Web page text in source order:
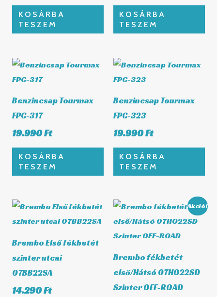
KOSÁRBA
TESZEM
KOSÁRBA
TESZEM
Benzincsap Tourmax
FPC-317
19.990Ft
KOSÁRBA
TESZEM
Benzincsap Tourmax
FPC-323
19.990Ft
KOSÁRBA
TESZEM
Brembo Első fékbetét
szinter utcai
07BB22SA
14.290Ft
Akció!
Brembo fékbetét
első/Hátsó 07HO22SD
Szinter OFF-ROAD
Original
price
10.590 Ft.
price